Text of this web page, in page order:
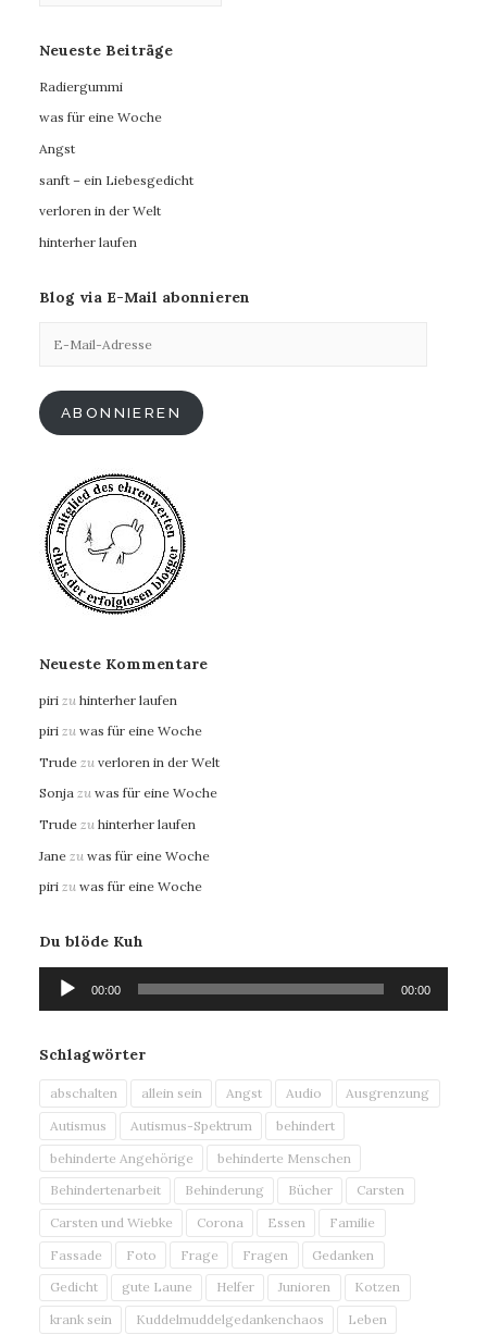
Neueste Beiträge
Radiergummi
was für eine Woche
Angst
sanft – ein Liebesgedicht
verloren in der Welt
hinterher laufen
Blog via E-Mail abonnieren
Mail-
ABONNIEREN
Neueste Kommentare
piri zu hinterher laufen
piri zu was für eine Woche
Trude zu verloren in der Welt
Sonja zu was für eine Woche
Trude zu hinterher laufen
Jane zu was für eine Woche
piri zu was für eine Woche
Du blöde Kuh
Audio-
Player
00:00 00:00
Schlagwörter
abschalten allein sein Angst Audio
Ausgrenzung
Autismus
Autismus-Spektrum
behindert
behinderte Angehörige
behinderte Menschen
Behindertenarbeit
Behinderung Bücher
Carsten
Carsten und Wiebke
Corona Essen
Familie
Fassade
Foto Frage Fragen
Gedanken
Gedicht
gute Laune Helfer Junioren
Kotzen
krank sein
Kuddelmuddelgedankenchaos Leben